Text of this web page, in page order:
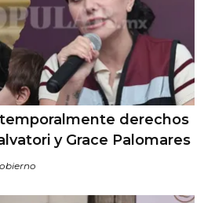
derechos
y Grace Palomares